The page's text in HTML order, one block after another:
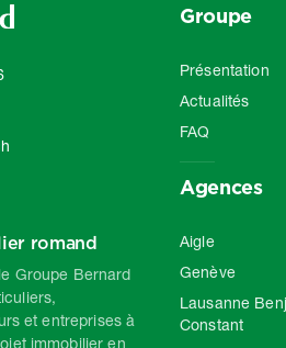
romand
Groupe Bernard
et entreprises à
immobilier en
Groupe
Présentation
Actualités
FAQ
Agences
Aigle
Genève
Lausanne
Constant